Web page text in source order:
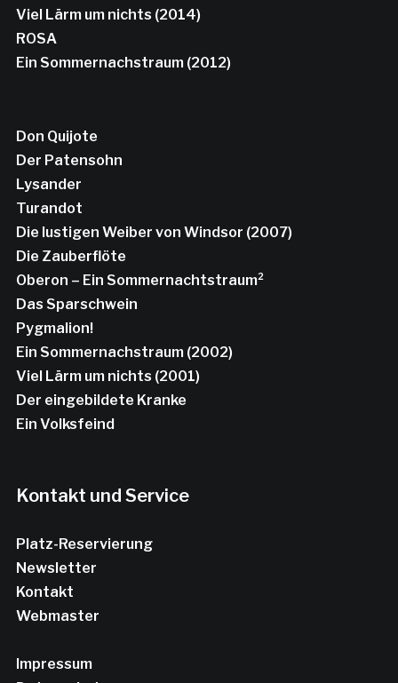
Viel Lärm um nichts (2014)
ROSA
Ein Sommernachstraum (2012)
Don Quijote
Der Patensohn
Lysander
Turandot
Die lustigen Weiber von Windsor (2007)
Die Zauberflöte
Oberon – Ein Sommernachtstraum²
Das Sparschwein
Pygmalion!
Ein Sommernachstraum (2002)
Viel Lärm um nichts (2001)
Der eingebildete Kranke
Ein Volksfeind
Kontakt und Service
Platz-Reservierung
Newsletter
Kontakt
Webmaster
Impressum